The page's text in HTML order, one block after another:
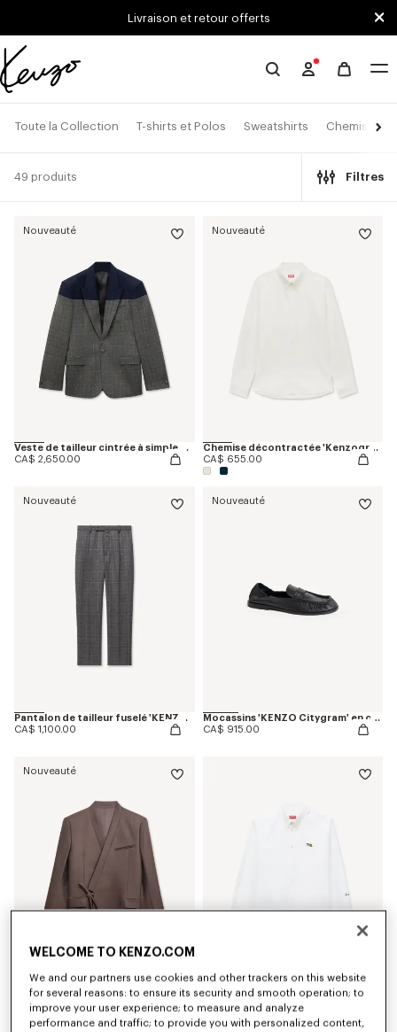
Skip to main content
Skip to footer contentLivraison et retour offerts
Site
KENZO
Toute la Collection T-shirts et Polos Sweatshirts Chemises
49 produits Filtres
Nouveauté
Veste de tailleur cintrée à simple boutonnage 'KENZO Checks' en laine
CA$ 2,650.00
Nouveauté
Chemise décontractée 'Kenzogram' en sergé de coton jacquard
CA$ 655.00
Nouveauté
Pantalon de tailleur fuselé 'KENZO Checks' en laine
CA$ 1,100.00
Nouveauté
Mocassins 'KENZO Citygram' en cuir
CA$ 915.00
Nouveauté
Veste de tailleur kimono à double boutonnage en laine vierge et soie
CA$ 540.00
WELCOME TO KENZO.COM
We and our partners use cookies and other trackers on this website
for several reasons: to ensure its security and smooth operation; to
improve your user experience; to measure and analyze
performance and traffic; to provide you with personalized content,